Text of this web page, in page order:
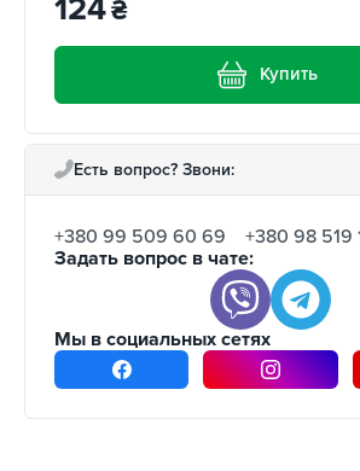
124₴
Купить
Есть вопрос? Звони:
+380 99 509 60 69
+380 98 519
Задать вопрос в чате:
Мы в социальных сетях